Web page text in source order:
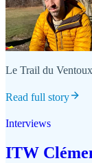
Le Trail du
Read full story
Interviews
ITW